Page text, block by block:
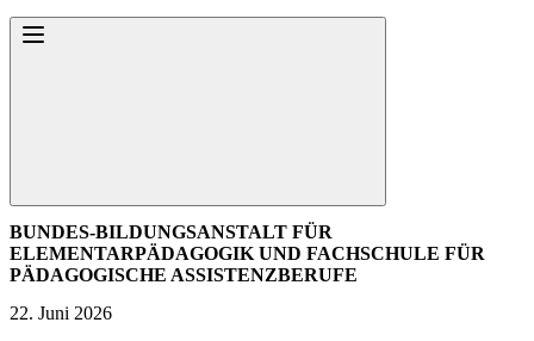
BUNDES-BILDUNGSANSTALT FÜR
ELEMENTARPÄDAGOGIK UND FACHSCHULE FÜR
PÄDAGOGISCHE ASSISTENZBERUFE
22. Juni 2026